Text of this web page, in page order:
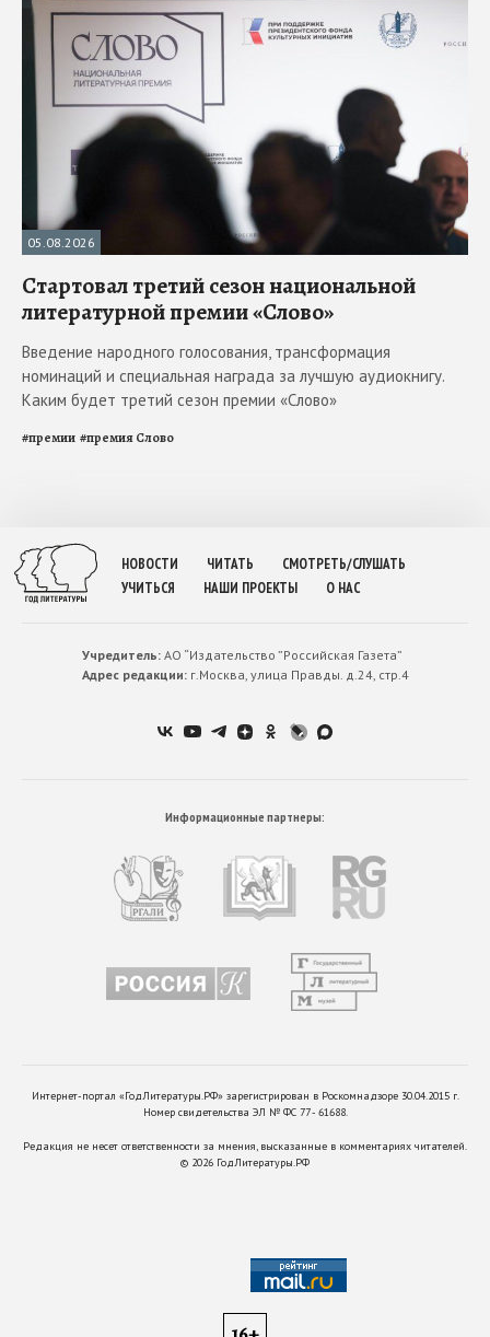
05.08.2026
Стартовал третий сезон национальной
литературной премии «Слово»
Введение народного голосования, трансформация
номинаций и специальная награда за лучшую аудиокнигу.
Каким будет третий сезон премии «Слово»
#премии #премия Слово
НОВОСТИ ЧИТАТЬ
СМОТРЕТЬ/СЛУШАТЬ
УЧИТЬСЯ
НАШИ ПРОЕКТЫ О НАС
Учредитель:АО “Издательство ”Российская Газета”
Адрес редакции:г.Москва, улица Правды. д.24, стр.4
Информационные партнеры:
Интернет-портал «ГодЛитературы.РФ» зарегистрирован в Роскомнадзоре 30.04.2015 г.
Номер свидетельства ЭЛ № ФС 77 - 61688.
Редакция не несет ответственности за мнения, высказанные в комментариях читателей.
© 2026 ГодЛитературы.РФ